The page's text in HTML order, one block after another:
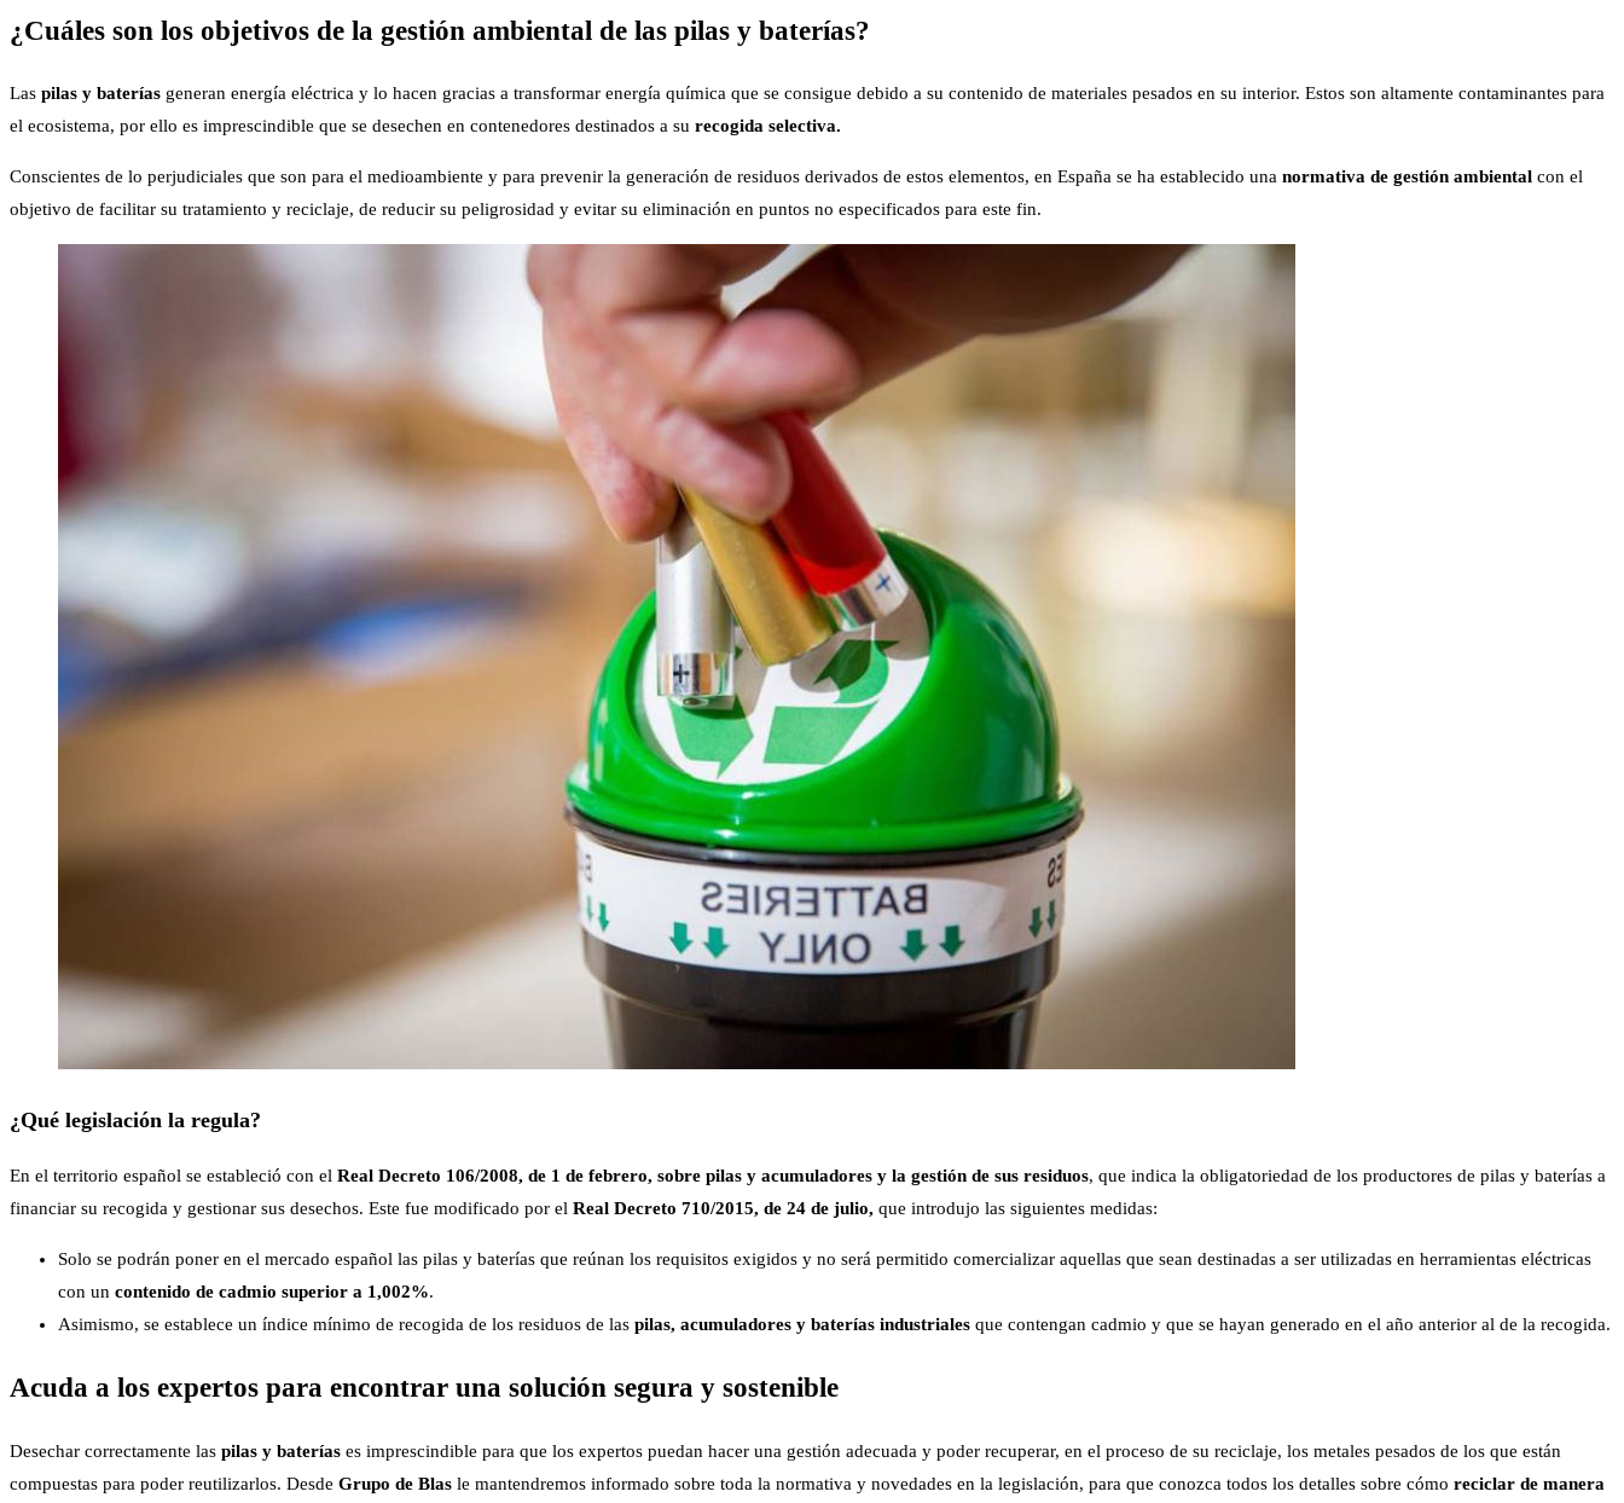
¿Cuáles son los objetivos de la gestión ambiental de las pilas y baterías?
Las pilas y baterías generan energía eléctrica y lo hacen gracias a transformar energía química que se consigue debido a su contenido de materiales pesados en su interior. Estos son altamente contaminantes para
el ecosistema, por ello es imprescindible que se desechen en contenedores destinados a su recogida selectiva.
Conscientes de lo perjudiciales que son para el medioambiente y para prevenir la generación de residuos derivados de estos elementos, en España se ha establecido una normativa de gestión ambiental con el
objetivo de facilitar su tratamiento y reciclaje, de reducir su peligrosidad y evitar su eliminación en puntos no especificados para este fin.
¿Qué legislación la regula?
En el territorio español se estableció con el Real Decreto 106/2008, de 1 de febrero, sobre pilas y acumuladores y la gestión de sus residuos, que indica la obligatoriedad de los productores de pilas y baterías a
financiar su recogida y gestionar sus desechos. Este fue modificado por el Real Decreto 710/2015, de 24 de julio, que introdujo las siguientes medidas:
Solo se podrán poner en el mercado español las pilas y baterías que reúnan los requisitos exigidos y no será permitido comercializar aquellas que sean destinadas a ser utilizadas en herramientas eléctricas
con un contenido de cadmio superior a 1,002%.
Asimismo, se establece un índice mínimo de recogida de los residuos de las pilas, acumuladores y baterías industriales que contengan cadmio y que se hayan generado en el año anterior al de la recogida.
Acuda a los expertos para encontrar una solución segura y sostenible
Desechar correctamente las pilas y baterías es imprescindible para que los expertos puedan hacer una gestión adecuada y poder recuperar, en el proceso de su reciclaje, los metales pesados de los que están
compuestas para poder reutilizarlos. Desde Grupo de Blas le mantendremos informado sobre toda la normativa y novedades en la legislación, para que conozca todos los detalles sobre cómo reciclar de manera